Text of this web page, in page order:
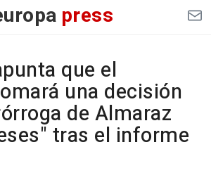
press
que el
una decisión
de Almaraz
tras el informe